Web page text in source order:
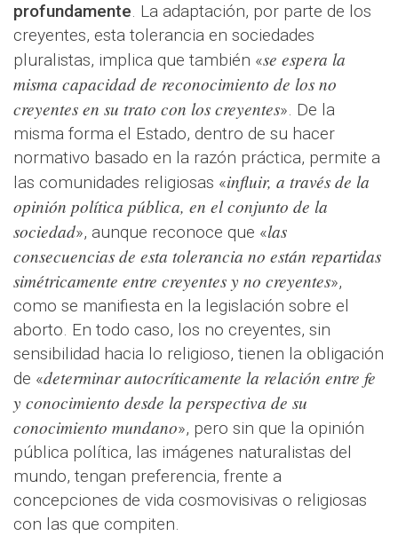
profundamente. La adaptación, por parte de los
creyentes, esta tolerancia en sociedades
pluralistas, implica que también «se espera la
misma capacidad de reconocimiento de los no
creyentes en su trato con los creyentes». De la
misma forma el Estado, dentro de su hacer
normativo basado en la razón práctica, permite a
las comunidades religiosas «influir, a través de la
opinión política pública, en el conjunto de la
sociedad», aunque reconoce que «las
consecuencias de esta tolerancia no están repartidas
simétricamente entre creyentes y no creyentes»,
como se manifiesta en la legislación sobre el
aborto. En todo caso, los no creyentes, sin
sensibilidad hacia lo religioso, tienen la obligación
de «determinar autocríticamente la relación entre fe
y conocimiento desde la perspectiva de su
conocimiento mundano», pero sin que la opinión
pública política, las imágenes naturalistas del
mundo, tengan preferencia, frente a
concepciones de vida cosmovisivas o religiosas
con las que compiten.